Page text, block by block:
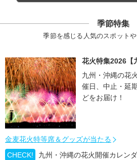
季節特集
季節を感じる人気のスポット
花火特集2026【
九州・沖縄の花
催日、中止・延
どをお届け！
金麦花火特等席＆グッズが当たる
CHECK!
九州・沖縄の花火開催カレン